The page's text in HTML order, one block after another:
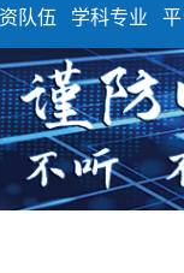
队伍 学科专业